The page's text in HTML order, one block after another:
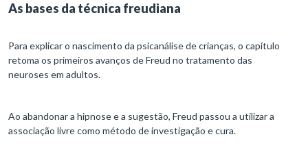
As bases da técnica freudiana
Para explicar o nascimento da psicanálise de crianças, o capítulo
retoma os primeiros avanços de Freud no tratamento das
neuroses em adultos.
Ao abandonar a hipnose e a sugestão, Freud passou a utilizar a
associação livre como método de investigação e cura.